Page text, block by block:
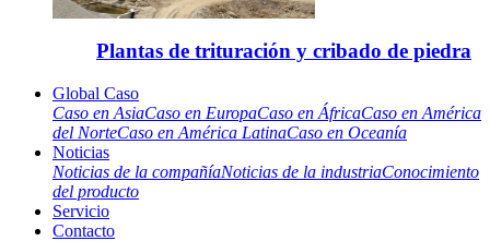
Plantas de trituración y cribado de piedra
Global Caso
Caso en AsiaCaso en EuropaCaso en ÁfricaCaso en América
del NorteCaso en América LatinaCaso en Oceanía
Noticias
Noticias de la compañíaNoticias de la industriaConocimiento
del producto
Servicio
Contacto